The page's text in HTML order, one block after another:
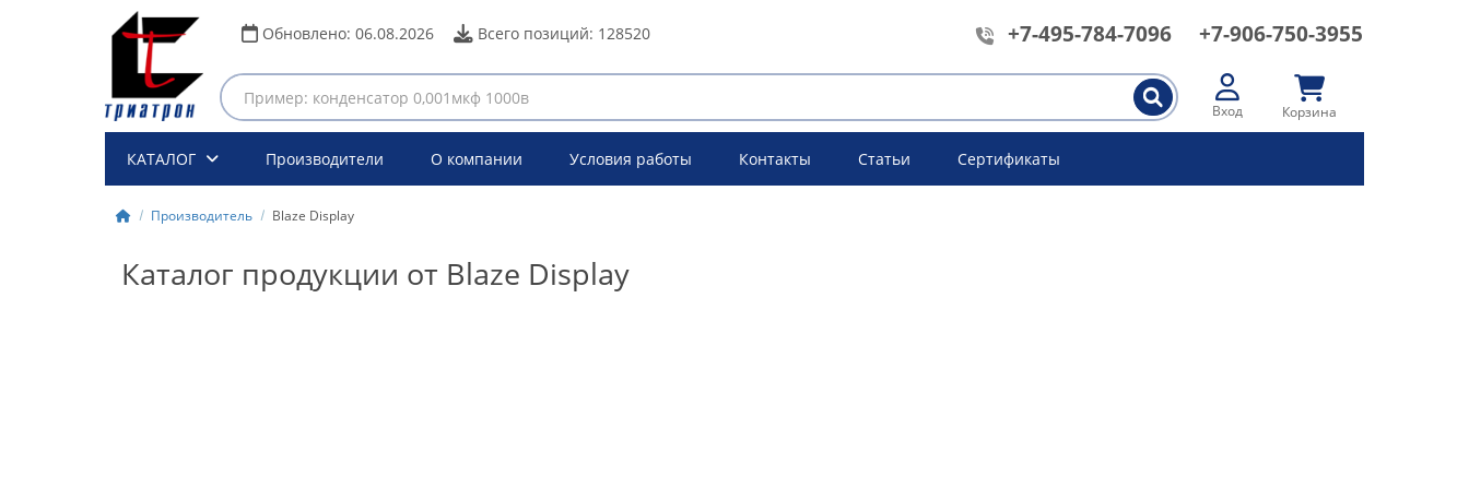
Обновлено: 06.08.2026 Всего позиций: 128520 +7-495-784-7096 +7-906-750-3955
Вход Корзина
КАТАЛОГ Производители О компании Условия работы Контакты Статьи Сертификаты
Производитель Blaze Display
Каталог продукции от Blaze Display